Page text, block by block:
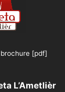
[pdf]
L’Ametlièr